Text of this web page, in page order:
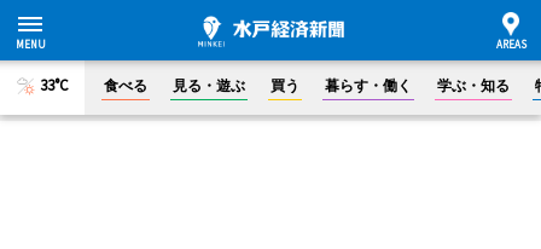
33°C 食べる 見る・遊ぶ 買う 暮らす・働く 学ぶ・知る